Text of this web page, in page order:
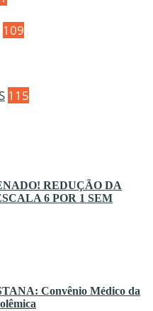
109
115
REDUÇÃO DA
6 POR 1 SEM
Convênio Médico da